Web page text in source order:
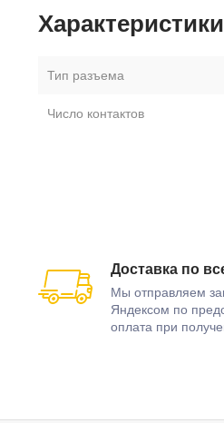
Характеристики
Тип разъема
Число контактов
Доставка по
Мы отправляем
Яндексом по
оплата при